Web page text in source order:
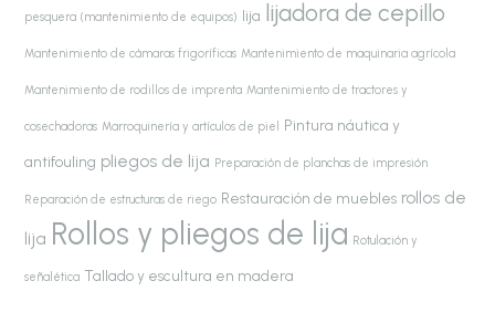
pesquera (mantenimiento de equipos) lija lijadora de cepillo
Mantenimiento de cámaras frigoríficas Mantenimiento de maquinaria agrícola
Mantenimiento de rodillos de imprenta Mantenimiento de tractores y
cosechadoras Marroquinería y artículos de piel Pintura náutica y
antifouling pliegos de lija Preparación de planchas de impresión
Reparación de estructuras de riego Restauración de muebles rollos de
lija Rollos y pliegos de lija Rotulación y
señalética Tallado y escultura en madera